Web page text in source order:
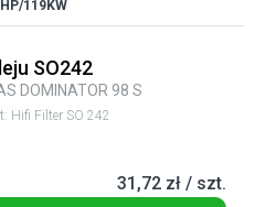
119KW
SO242
DOMINATOR 98 S
Hifi Filter SO 242
31,72 zł / szt.